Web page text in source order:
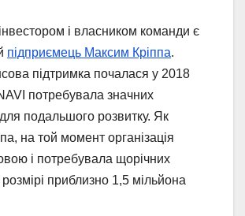
і власником команди є
підприємець Максим Кріппа.
підтримка почалася у 2018
потребувала значних
для подальшого розвитку. Як
на той момент організація
і потребувала щорічних
приблизно 1,5 мільйона